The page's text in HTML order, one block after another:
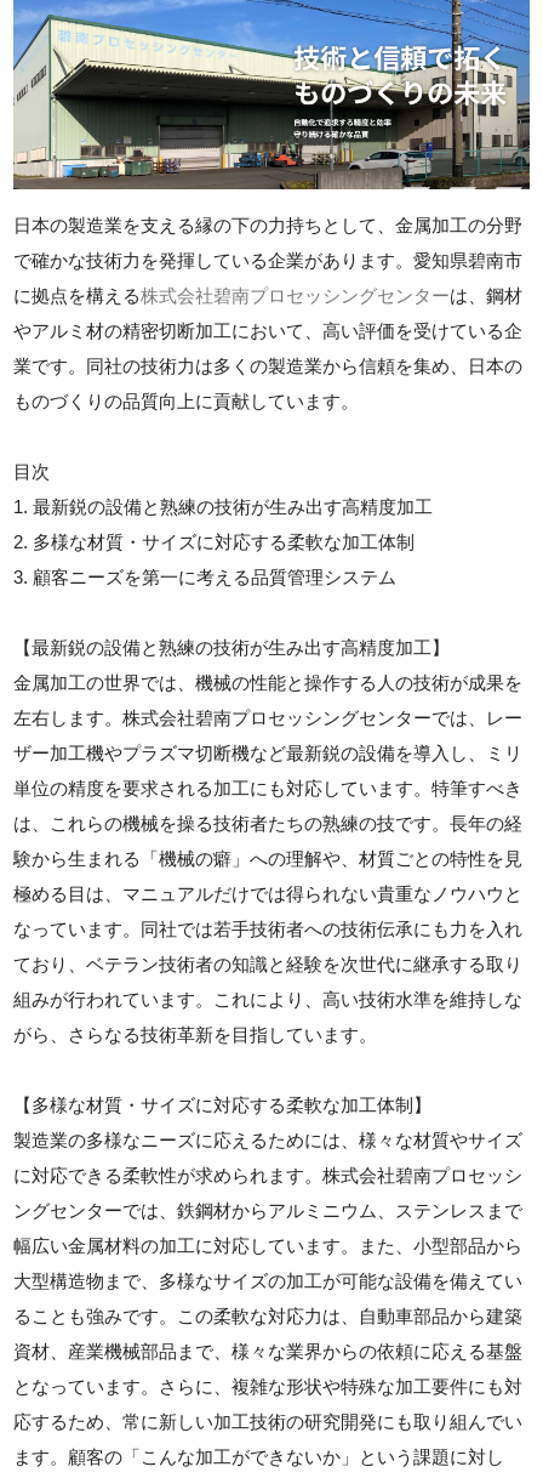
日本の製造業を支える縁の下の力持ちとして、金属加工の分野
で確かな技術力を発揮している企業があります。愛知県碧南市
に拠点を構える株式会社碧南プロセッシングセンターは、鋼材
やアルミ材の精密切断加工において、高い評価を受けている企
業です。同社の技術力は多くの製造業から信頼を集め、日本の
ものづくりの品質向上に貢献しています。
目次
1. 最新鋭の設備と熟練の技術が生み出す高精度加工
2. 多様な材質・サイズに対応する柔軟な加工体制
3. 顧客ニーズを第一に考える品質管理システム
【最新鋭の設備と熟練の技術が生み出す高精度加工】
金属加工の世界では、機械の性能と操作する人の技術が成果を
左右します。株式会社碧南プロセッシングセンターでは、レー
ザー加工機やプラズマ切断機など最新鋭の設備を導入し、ミリ
単位の精度を要求される加工にも対応しています。特筆すべき
は、これらの機械を操る技術者たちの熟練の技です。長年の経
験から生まれる「機械の癖」への理解や、材質ごとの特性を見
極める目は、マニュアルだけでは得られない貴重なノウハウと
なっています。同社では若手技術者への技術伝承にも力を入れ
ており、ベテラン技術者の知識と経験を次世代に継承する取り
組みが行われています。これにより、高い技術水準を維持しな
がら、さらなる技術革新を目指しています。
【多様な材質・サイズに対応する柔軟な加工体制】
製造業の多様なニーズに応えるためには、様々な材質やサイズ
に対応できる柔軟性が求められます。株式会社碧南プロセッシ
ングセンターでは、鉄鋼材からアルミニウム、ステンレスまで
幅広い金属材料の加工に対応しています。また、小型部品から
大型構造物まで、多様なサイズの加工が可能な設備を備えてい
ることも強みです。この柔軟な対応力は、自動車部品から建築
資材、産業機械部品まで、様々な業界からの依頼に応える基盤
となっています。さらに、複雑な形状や特殊な加工要件にも対
応するため、常に新しい加工技術の研究開発にも取り組んでい
ます。顧客の「こんな加工ができないか」という課題に対し